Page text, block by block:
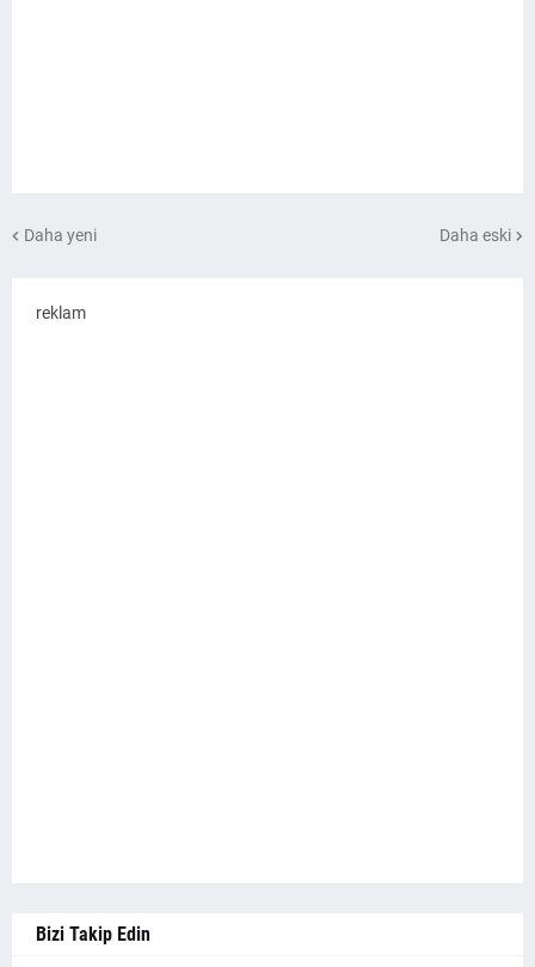
Daha yeni Daha eski
reklam
Bizi Takip Edin